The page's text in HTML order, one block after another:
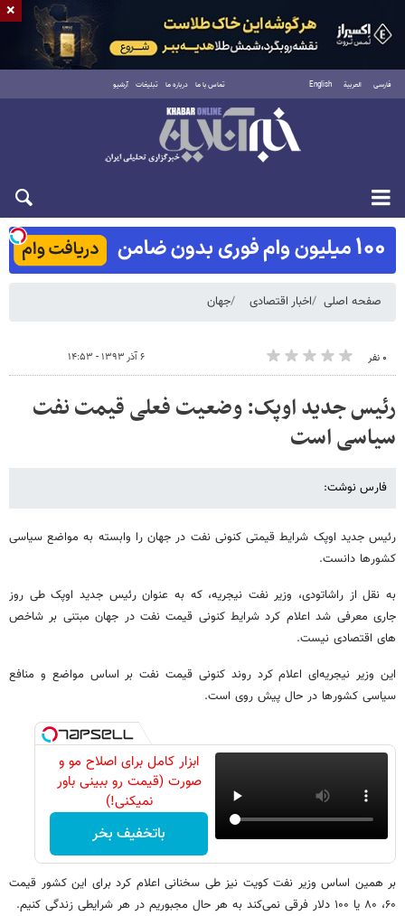
فارسی العربية English تماس با ما درباره ما تبلیغات آرشیو
شنبه ۱۷ مرداد ۱۴۰۵
صفحه اصلی اخبار اقتصادی جهان
۰ نفر ۶ آذر ۱۳۹۳ - ۱۴:۵۳
رئیس جدید اوپک: وضعیت فعلی قیمت نفت
سیاسی است
فارس نوشت:
رئیس جدید اوپک شرایط قیمتی کنونی نفت در جهان را وابسته به مواضع سیاسی
کشورها دانست.
به نقل از راشاتودی، وزیر نفت نیجریه، که به عنوان رئیس جدید اوپک طی روز
جاری معرفی شد اعلام کرد شرایط کنونی قیمت نفت در جهان مبتنی بر شاخص
های اقتصادی نیست.
این وزیر نیجریه‌ای اعلام کرد روند کنونی قیمت نفت بر اساس مواضع و منافع
سیاسی کشورها در حال پیش روی است.
ابزار کامل برای اصلاح مو و
صورت (قیمت رو ببینی باور
نمیکنی!)
باتخفیف بخر
بر همین اساس وزیر نفت کویت نیز طی سخنانی اعلام کرد برای این کشور قیمت
۶۰، ۸۰ یا ۱۰۰ دلار فرقی نمی‌کند به هر حال مجبوریم در هر شرایطی زندگی کنیم.
×